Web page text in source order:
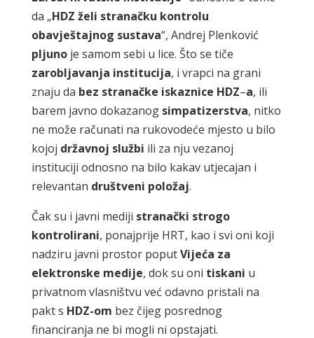
da „HDZ želi stranačku kontrolu
obavještajnog sustava“, Andrej Plenković
pljunoje samom sebi u lice. Što se tiče
zarobljavanja institucija, i vrapci na grani
znaju da bez stranačke iskaznice HDZ–a, ili
barem javno dokazanog simpatizerstva, nitko
ne može računati na rukovodeće mjesto u bilo
kojoj državnoj službi ili za nju vezanoj
instituciji odnosno na bilo kakav utjecajan i
relevantan društveni položaj.
Čak su i javni mediji stranački strogo
kontrolirani, ponajprije HRT, kao i svi oni koji
nadziru javni prostor poputVijeća za
elektronske medije, dok su oni tiskani u
privatnom vlasništvu već odavno pristali na
pakt s HDZ-om bez čijeg posrednog
financiranja ne bi mogli ni opstajati.